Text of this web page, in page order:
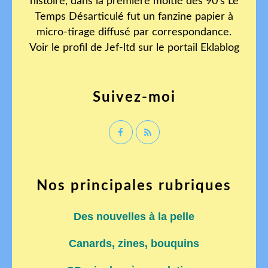
Temps Désarticulé fut un fanzine papier à
micro-tirage diffusé par correspondance.
Voir le profil de Jef-ltd sur le portail Eklablog
Suivez-moi
Nos principales rubriques
Des nouvelles à la pelle
Canards, zines, bouquins